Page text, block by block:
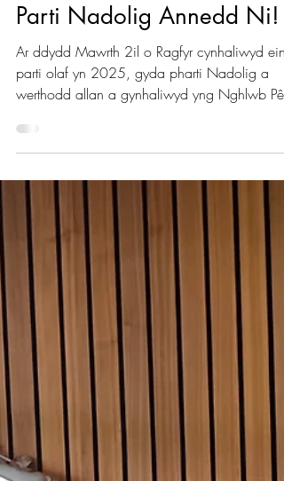
Annedd Ni
Dec 8, 2025
Parti Nadolig Annedd Ni!
Ar ddydd Mawrth 2il o Ragfyr cynhaliwyd ein
parti olaf yn 2025, gyda pharti Nadolig a
ddaeth, roedd yn wych gweld ychydig o
wynebau newydd yn bresennol, a gweld
cymaint o siwmperi a phenwisgoedd
Nadoligaidd hyfryd hefyd! Roedd yn brynhawn
gwych o ganu, dawnsio, digonedd o fwyd a
rhai anrhegion Nadolig hyfryd diolch i rodd
anhygoel gan Kim a gynhaliodd noson Bingo
er anrhydedd i ni ym Miwma